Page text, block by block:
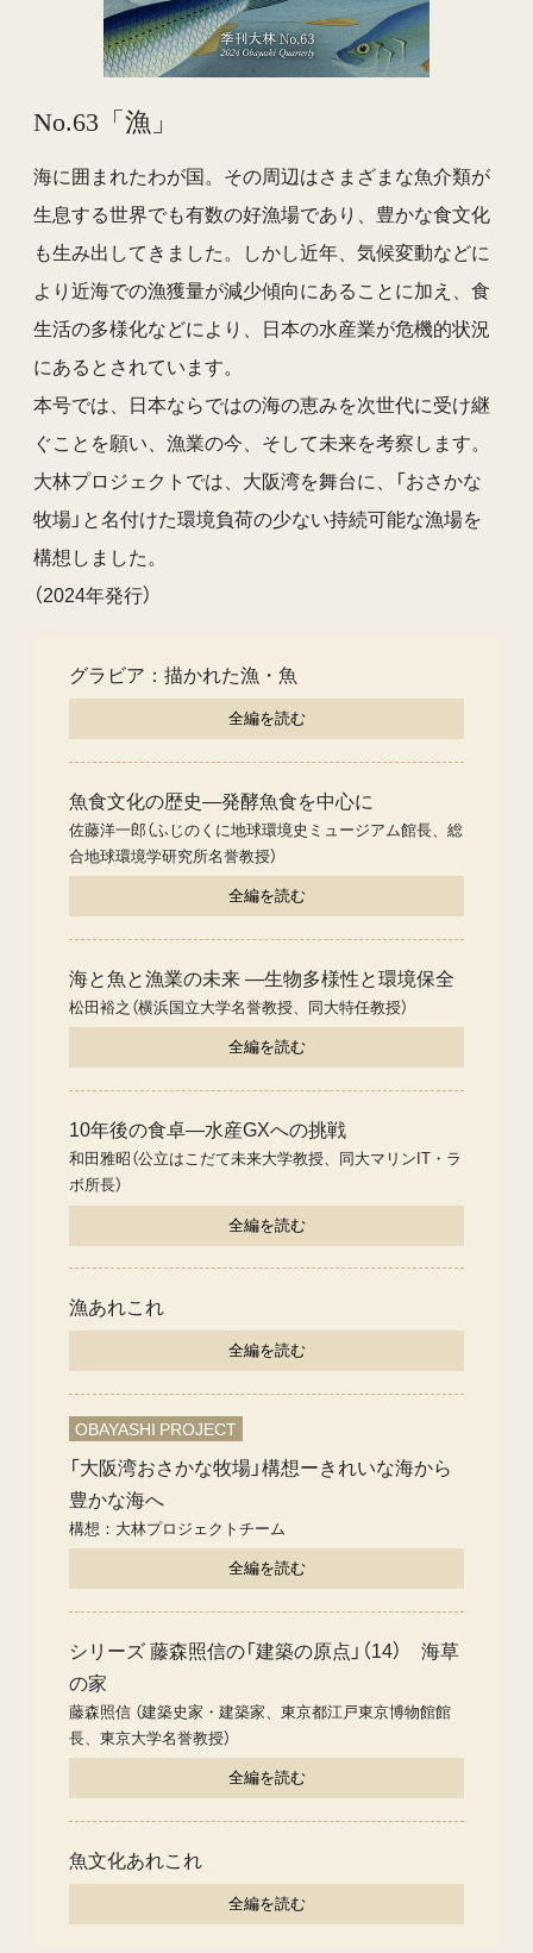
No.63「漁」
海に囲まれたわが国。その周辺はさまざまな魚介類が
生息する世界でも有数の好漁場であり、豊かな食文化
も生み出してきました。しかし近年、気候変動などに
より近海での漁獲量が減少傾向にあることに加え、食
生活の多様化などにより、日本の水産業が危機的状況
にあるとされています。
本号では、日本ならではの海の恵みを次世代に受け継
ぐことを願い、漁業の今、そして未来を考察します。
大林プロジェクトでは、大阪湾を舞台に、「おさかな
牧場」と名付けた環境負荷の少ない持続可能な漁場を
構想しました。
（2024年発行）
グラビア：描かれた漁・魚
全編を読む
魚食文化の歴史―発酵魚食を中心に
佐藤洋一郎（ふじのくに地球環境史ミュージアム館長、総
合地球環境学研究所名誉教授）
全編を読む
海と魚と漁業の未来 ―生物多様性と環境保全
松田裕之（横浜国立大学名誉教授、同大特任教授）
全編を読む
10年後の食卓―水産GXへの挑戦
和田雅昭（公立はこだて未来大学教授、同大マリンIT・ラ
ボ所長）
全編を読む
漁あれこれ
全編を読む
OBAYASHI PROJECT
「大阪湾おさかな牧場」構想ーきれいな海から
豊かな海へ
構想：大林プロジェクトチーム
全編を読む
シリーズ 藤森照信の「建築の原点」（14） 海草
の家
藤森照信 （建築史家・建築家、東京都江戸東京博物館館
長、東京大学名誉教授）
全編を読む
魚文化あれこれ
全編を読む